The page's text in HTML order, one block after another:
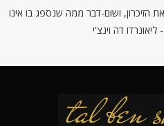
ושום-דבר ממה שנספג בו אינו
דה וינצ'י